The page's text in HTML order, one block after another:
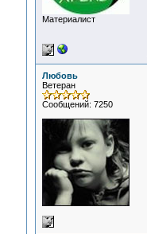
Материалист
Любовь
Ветеран
Сообщений: 7250